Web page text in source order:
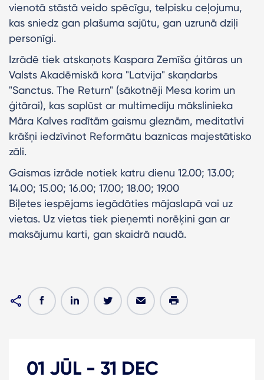
vienotā stāstā veido spēcīgu, telpisku ceļojumu,
kas sniedz gan plašuma sajūtu, gan uzrunā dziļi
personīgi.
Izrādē tiek atskaņots Kaspara Zemīša ģitāras un
Valsts Akadēmiskā kora "Latvija" skaņdarbs
"Sanctus. The Return" (sākotnēji Mesa korim un
ģitārai), kas saplūst ar multimediju mākslinieka
Māra Kalves radītām gaismu gleznām, meditatīvi
krāšņi iedzīvinot Reformātu baznīcas majestātisko
zāli.
Gaismas izrāde notiek katru dienu 12.00; 13.00;
14.00; 15.00; 16.00; 17.00; 18.00; 19.00
Biļetes iespējams iegādāties mājaslapā vai uz
vietas. Uz vietas tiek pieņemti norēķini gan ar
maksājumu karti, gan skaidrā naudā.
01 JŪL - 31 DEC